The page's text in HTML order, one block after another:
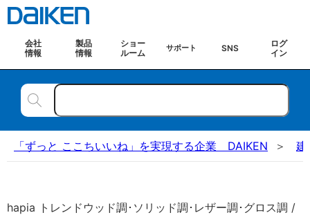
会社
情報
製品
情報
ショー
ルーム
サポート SNS
ログ
イン
「ずっと ここちいいね」を実現する企業 DAIKEN 建
hapia トレンドウッド調･ソリッド調･レザー調･グロス調 /